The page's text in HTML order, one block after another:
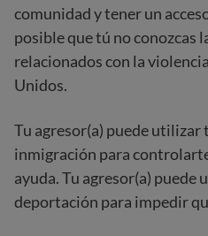
comunidad y tener un
posible que tú no conozcas
relacionados con la
Unidos.
Tu agresor(a) puede utilizar
inmigración para
ayuda. Tu agresor(a) puede
deportación para impedir